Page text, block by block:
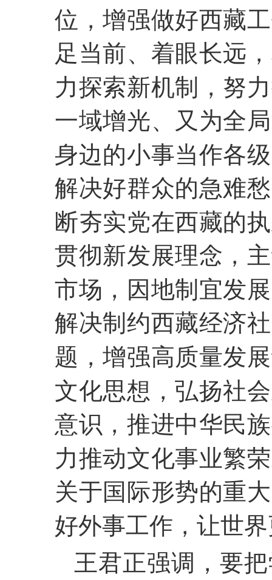
位，增强做好西藏
足当前、着眼长远
力探索新机制，努
一域增光、又为全
身边的小事当作各
解决好群众的急难
断夯实党在西藏的
贯彻新发展理念，
市场，因地制宜发
解决制约西藏经济
题，增强高质量发
文化思想，弘扬社
意识，推进中华民
力推动文化事业繁
关于国际形势的重
好外事工作，让世
王君正强调，要